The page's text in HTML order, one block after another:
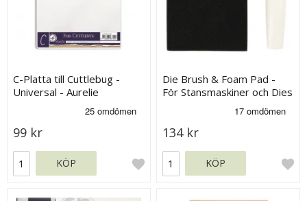
C-Platta till Cuttlebug -
Universal - Aurelie
99 kr
KÖP
Die Brush & Foam Pad -
För Stansmaskiner och Dies
134 kr
KÖP